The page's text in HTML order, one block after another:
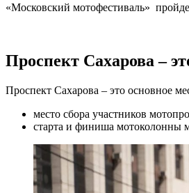
«Московский мотофестиваль»
Проспект Сахарова –
Проспект Сахарова – это основное
место сбора участников
старта и финиша мотоколонны